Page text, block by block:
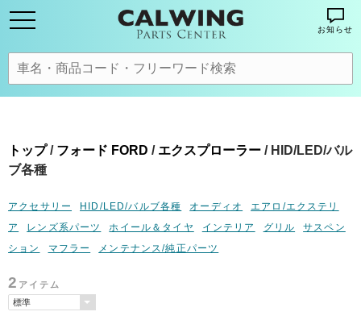
お知らせ
トップ/ フォード FORD / エクスプローラー / HID/LED/バル
ブ各種
アクセサリー HID/LED/バルブ各種 オーディオ
エアロ/エクステリ
ア
レンズ系パーツ ホイール＆タイヤ インテリア グリル
サスペン
ション
マフラー メンテナンス/純正パーツ
2 アイテム